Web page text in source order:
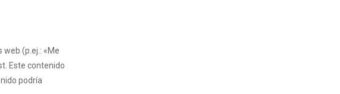
(p.ej.: «Me
Este contenido
podría